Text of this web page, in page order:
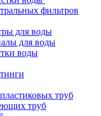
фильтров
для воды
для воды
воды
труб
труб